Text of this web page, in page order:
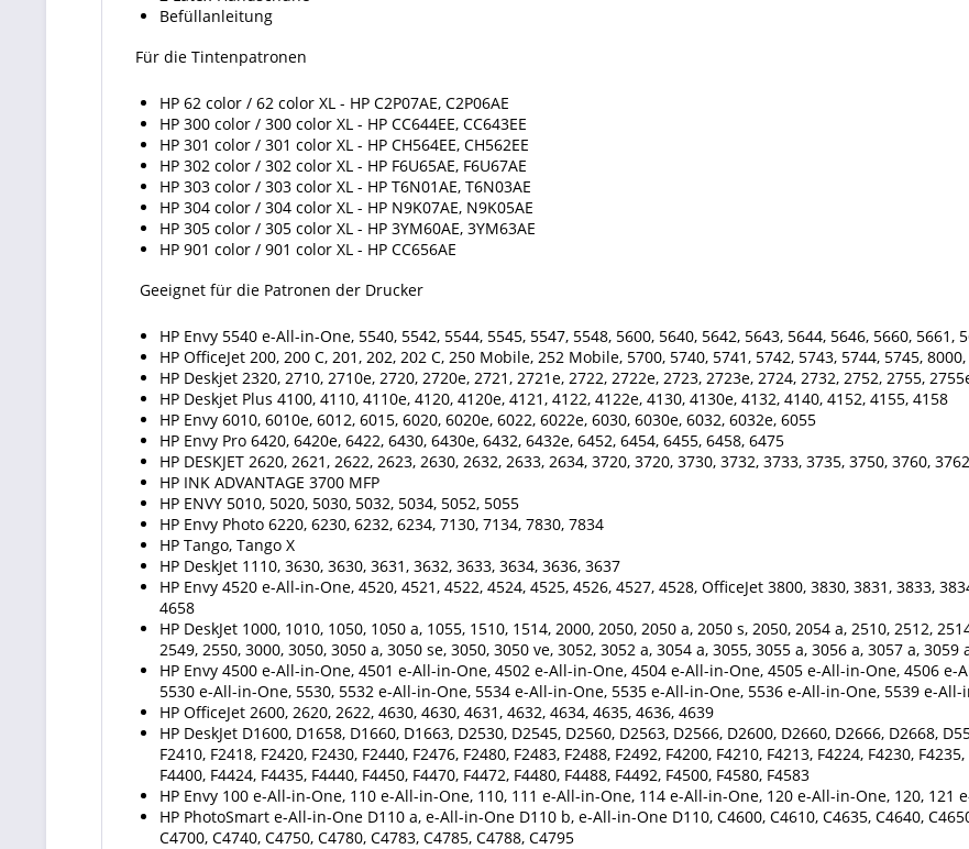
Befüllanleitung
Für die Tintenpatronen
HP 62 color / 62 color XL - HP C2P07AE, C2P06AE
HP 300 color / 300 color XL - HP CC644EE, CC643EE
HP 301 color / 301 color XL - HP CH564EE, CH562EE
HP 302 color / 302 color XL - HP F6U65AE, F6U67AE
HP 303 color / 303 color XL - HP T6N01AE, T6N03AE
HP 304 color / 304 color XL - HP N9K07AE, N9K05AE
HP 305 color / 305 color XL - HP 3YM60AE, 3YM63AE
HP 901 color / 901 color XL - HP CC656AE
Geeignet für die Patronen der Drucker
HP Envy 5540 e-All-in-One, 5540, 5542, 5544, 5545, 5547, 5548, 5600, 5640, 5642, 5643, 5644, 5646, 5660, 5661,
HP OfficeJet 200, 200 C, 201, 202, 202 C, 250 Mobile, 252 Mobile, 5700, 5740, 5741, 5742, 5743, 5744, 5745,
HP Deskjet 2320, 2710, 2710e, 2720, 2720e, 2721, 2721e, 2722, 2722e, 2723, 2723e, 2724, 2732, 2752, 2755,
HP Deskjet Plus 4100, 4110, 4110e, 4120, 4120e, 4121, 4122, 4122e, 4130, 4130e, 4132, 4140, 4152, 4155, 4158
HP Envy 6010, 6010e, 6012, 6015, 6020, 6020e, 6022, 6022e, 6030, 6030e, 6032, 6032e, 6055
HP Envy Pro 6420, 6420e, 6422, 6430, 6430e, 6432, 6432e, 6452, 6454, 6455, 6458, 6475
HP DESKJET 2620, 2621, 2622, 2623, 2630, 2632, 2633, 2634, 3720, 3720, 3730, 3732, 3733, 3735, 3750, 3760,
HP INK ADVANTAGE 3700 MFP
HP ENVY 5010, 5020, 5030, 5032, 5034, 5052, 5055
HP Envy Photo 6220, 6230, 6232, 6234, 7130, 7134, 7830, 7834
HP Tango, Tango X
HP DeskJet 1110, 3630, 3630, 3631, 3632, 3633, 3634, 3636, 3637
HP Envy 4520 e-All-in-One, 4520, 4521, 4522, 4524, 4525, 4526, 4527, 4528, OfficeJet 3800, 3830, 3831, 3833,
4658
HP DeskJet 1000, 1010, 1050, 1050 a, 1055, 1510, 1514, 2000, 2050, 2050 a, 2050 s, 2050, 2054 a, 2510, 2512,
2549, 2550, 3000, 3050, 3050 a, 3050 se, 3050, 3050 ve, 3052, 3052 a, 3054 a, 3055, 3055 a, 3056 a, 3057 a, 3059
HP Envy 4500 e-All-in-One, 4501 e-All-in-One, 4502 e-All-in-One, 4504 e-All-in-One, 4505 e-All-in-One, 4506
5530 e-All-in-One, 5530, 5532 e-All-in-One, 5534 e-All-in-One, 5535 e-All-in-One, 5536 e-All-in-One, 5539 e-All-
HP OfficeJet 2600, 2620, 2622, 4630, 4630, 4631, 4632, 4634, 4635, 4636, 4639
HP DeskJet D1600, D1658, D1660, D1663, D2530, D2545, D2560, D2563, D2566, D2600, D2660, D2666, D2668,
F2410, F2418, F2420, F2430, F2440, F2476, F2480, F2483, F2488, F2492, F4200, F4210, F4213, F4224, F4230,
F4400, F4424, F4435, F4440, F4450, F4470, F4472, F4480, F4488, F4492, F4500, F4580, F4583
HP Envy 100 e-All-in-One, 110 e-All-in-One, 110, 111 e-All-in-One, 114 e-All-in-One, 120 e-All-in-One, 120, 121
HP PhotoSmart e-All-in-One D110 a, e-All-in-One D110 b, e-All-in-One D110, C4600, C4610, C4635, C4640,
C4700, C4740, C4750, C4780, C4783, C4785, C4788, C4795